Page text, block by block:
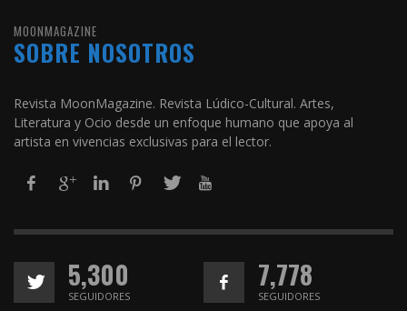
MOONMAGAZINE
SOBRE NOSOTROS
Revista MoonMagazine. Revista Lúdico-Cultural. Artes,
Literatura y Ocio desde un enfoque humano que apoya al
artista en vivencias exclusivas para el lector.
5,300
SEGUIDORES
7,778
SEGUIDORES